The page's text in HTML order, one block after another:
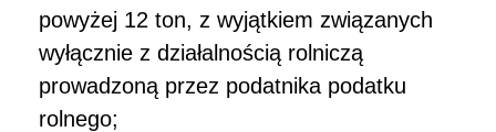
powyżej 12 ton, z wyjątkiem związanych
wyłącznie z działalnością rolniczą
prowadzoną przez podatnika podatku
rolnego;